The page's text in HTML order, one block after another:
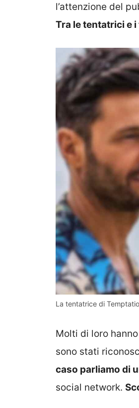
l’attenzione del
Tra le tentatrici e
La tentatrice di
Molti di loro
sono stati
caso parliamo di
social network.